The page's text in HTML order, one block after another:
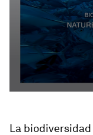
seconds
La